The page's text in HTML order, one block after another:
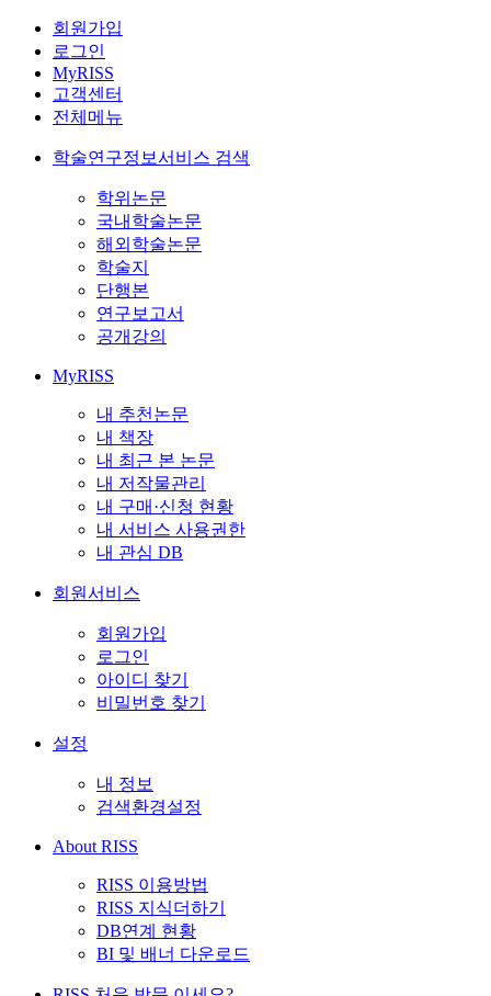
회원가입
로그인
MyRISS
고객센터
전체메뉴
학술연구정보서비스 검색
학위논문
국내학술논문
해외학술논문
학술지
단행본
연구보고서
공개강의
MyRISS
내 추천논문
내 책장
내 최근 본 논문
내 저작물관리
내 구매·신청 현황
내 서비스 사용권한
내 관심 DB
회원서비스
회원가입
로그인
아이디 찾기
비밀번호 찾기
설정
내 정보
검색환경설정
About RISS
RISS 이용방법
RISS 지식더하기
DB연계 현황
BI 및 배너 다운로드